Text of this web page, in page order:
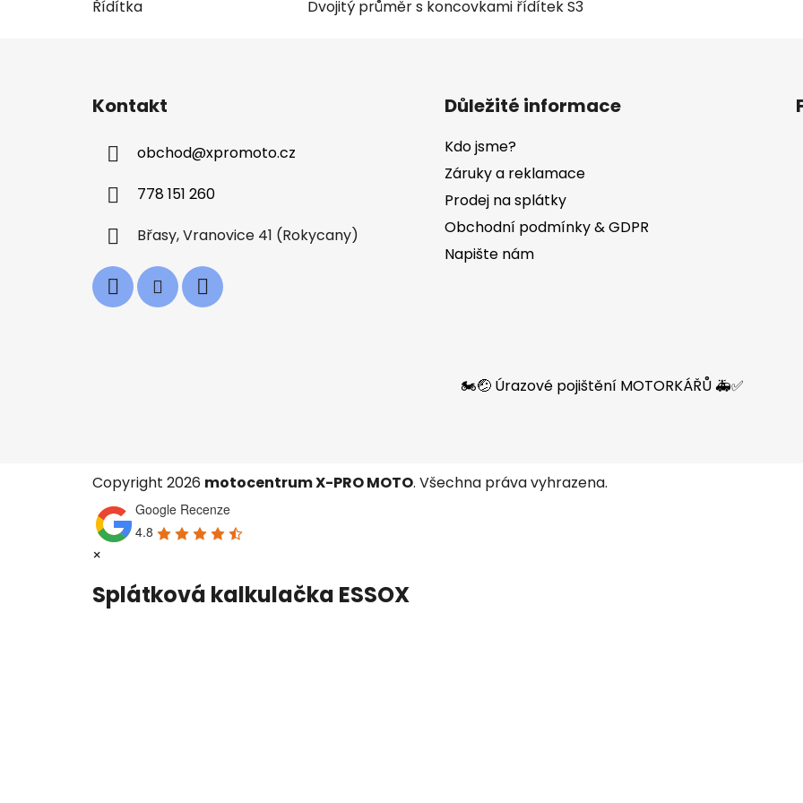
Řídítka
Dvojitý průměr s koncovkami řídítek S3
Kontakt
obchod@xpromoto.cz
778 151 260
Břasy, Vranovice 41 (Rokycany)
Důležité informace
Kdo jsme?
Záruky a reklamace
Prodej na splátky
Obchodní podmínky & GDPR
Napište nám
🏍️🤕 Úrazové pojištění MOTORKÁŘŮ 🚑✅
Copyright 2026 motocentrum X-PRO MOTO. Všechna práva vyhrazena.
Google Recenze
4.8
×
Splátková kalkulačka ESSOX